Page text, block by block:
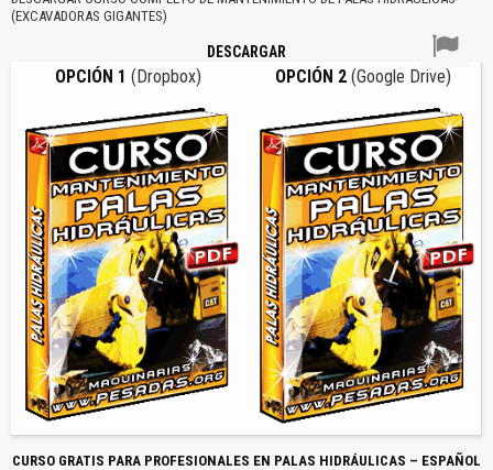
(EXCAVADORAS GIGANTES)
DESCARGAR
OPCIÓN 1 (Dropbox) OPCIÓN 2 (Google Drive)
CURSO GRATIS PARA PROFESIONALES EN PALAS HIDRÁULICAS – ESPAÑOL